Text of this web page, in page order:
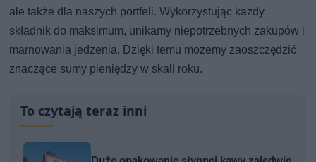
ale także dla naszych portfeli. Wykorzystując każdy
składnik do maksimum, unikamy niepotrzebnych zakupów i
marnowania jedzenia. Dzięki temu możemy zaoszczędzić
znaczące sumy pieniędzy w skali roku.
To czytają teraz inni